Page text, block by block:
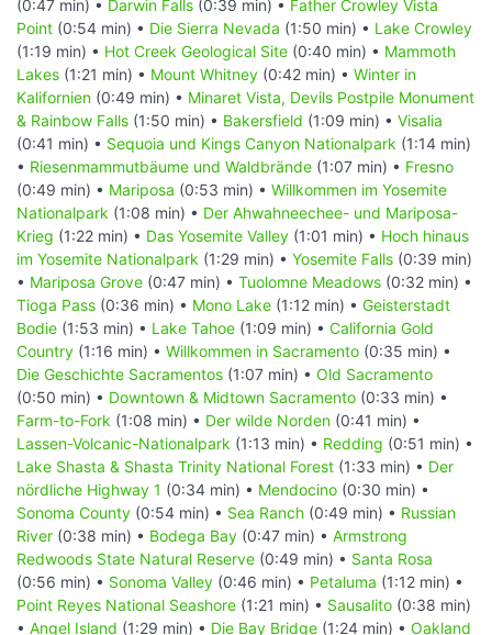
(0:47 min) • Darwin Falls (0:39 min) • Father Crowley Vista
Point (0:54 min) • Die Sierra Nevada (1:50 min) • Lake Crowley
(1:19 min) • Hot Creek Geological Site (0:40 min) • Mammoth
Lakes (1:21 min) • Mount Whitney (0:42 min) • Winter in
Kalifornien (0:49 min) • Minaret Vista, Devils Postpile Monument
& Rainbow Falls (1:50 min) • Bakersfield (1:09 min) • Visalia
(0:41 min) • Sequoia und Kings Canyon Nationalpark (1:14 min)
• Riesenmammutbäume und Waldbrände (1:07 min) • Fresno
(0:49 min) • Mariposa (0:53 min) • Willkommen im Yosemite
Nationalpark (1:08 min) • Der Ahwahneechee- und Mariposa-
Krieg (1:22 min) • Das Yosemite Valley (1:01 min) • Hoch hinaus
im Yosemite Nationalpark (1:29 min) • Yosemite Falls (0:39 min)
• Mariposa Grove (0:47 min) • Tuolomne Meadows (0:32 min) •
Tioga Pass (0:36 min) • Mono Lake (1:12 min) • Geisterstadt
Bodie (1:53 min) • Lake Tahoe (1:09 min) • California Gold
Country (1:16 min) • Willkommen in Sacramento (0:35 min) •
Die Geschichte Sacramentos (1:07 min) • Old Sacramento
(0:50 min) • Downtown & Midtown Sacramento (0:33 min) •
Farm-to-Fork (1:08 min) • Der wilde Norden (0:41 min) •
Lassen-Volcanic-Nationalpark (1:13 min) • Redding (0:51 min) •
Lake Shasta & Shasta Trinity National Forest (1:33 min) • Der
nördliche Highway 1 (0:34 min) • Mendocino (0:30 min) •
Sonoma County (0:54 min) • Sea Ranch (0:49 min) • Russian
River (0:38 min) • Bodega Bay (0:47 min) • Armstrong
Redwoods State Natural Reserve (0:49 min) • Santa Rosa
(0:56 min) • Sonoma Valley (0:46 min) • Petaluma (1:12 min) •
Point Reyes National Seashore (1:21 min) • Sausalito (0:38 min)
• Angel Island (1:29 min) • Die Bay Bridge (1:24 min) • Oakland